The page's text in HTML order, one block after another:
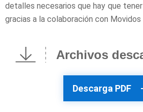
detalles necesarios que hay que
gracias a la colaboración con Movidos
Archivos
Descarga PDF